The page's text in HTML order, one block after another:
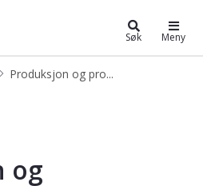
–
Søk Meny
Produksjon og produktutvikling – bachelor i ingeniørfag
og